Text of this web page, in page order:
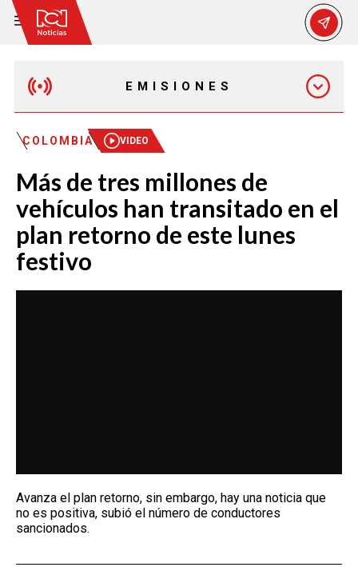
EMISIONES
MAÑANA EXPRESS
EMISIÓN 12:30 PM
EMISIÓN 7:00 PM
EMISIÓN 11:30 PM
COLOMBIA VIDEO
Más de tres millones de
vehículos han transitado en el
plan retorno de este lunes
festivo
Avanza el plan retorno, sin embargo, hay una noticia que
no es positiva, subió el número de conductores
sancionados.